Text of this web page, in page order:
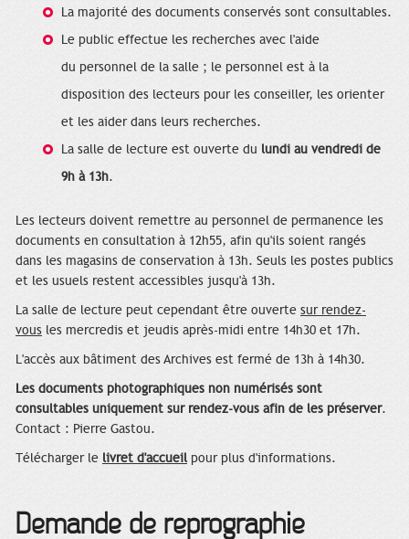
La majorité des documents conservés sont consultables.
Le public effectue les recherches avec l'aide
du personnel de la salle ; le personnel est à la
disposition des lecteurs pour les conseiller, les orienter
et les aider dans leurs recherches.
La salle de lecture est ouverte du lundi au vendredi de
9h à 13h.
Les lecteurs doivent remettre au personnel de permanence les
documents en consultation à 12h55, afin qu'ils soient rangés
dans les magasins de conservation à 13h. Seuls les postes publics
et les usuels restent accessibles jusqu'à 13h.
La salle de lecture peut cependant être ouverte sur rendez-
vous les mercredis et jeudis après-midi entre 14h30 et 17h.
L'accès aux bâtiment des Archives est fermé de 13h à 14h30.
Les documents photographiques non numérisés sont
consultables uniquement sur rendez-vous afin de les préserver.
Contact : Pierre Gastou.
Télécharger le livret d'accueilpour plus d'informations.
Demande de reprographie